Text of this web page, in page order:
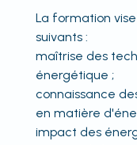
La formation
suivants :
maîtrise des
énergétique ;
connaissance
en matière
impact des